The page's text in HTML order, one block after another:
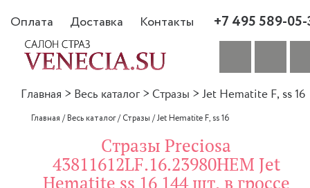
Оплата Доставка Контакты +7 495 589-
Главная > Весь каталог > Стразы > Jet Hematite F, ss 16
Главная /Весь каталог/Стразы /Jet Hematite F, ss 16
Стразы Preciosa
43811612LF.16.23980HEM Jet
Hematite ss 16 144 шт. в гроссе